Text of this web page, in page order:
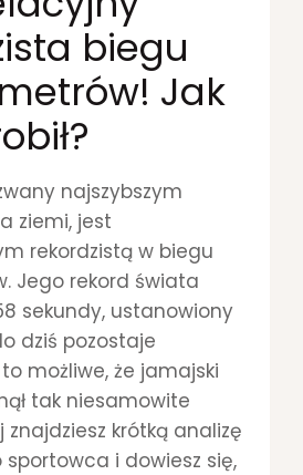
E
Ż
N
I
E
T
R
N
I
N
O
W
E
2
2
4
biegu
Jak
najszybszym
ziemi, jest
rekordzistą w biegu
Jego rekord świata
sekundy, ustanowiony
dziś pozostaje
możliwe, że jamajski
tak niesamowite
znajdziesz krótką analizę
i dowiesz się,